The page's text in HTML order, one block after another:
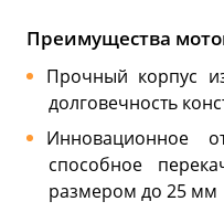
Преимущества
Прочный корпус
долговечность
Инновационное
способное
размером до 25 мм